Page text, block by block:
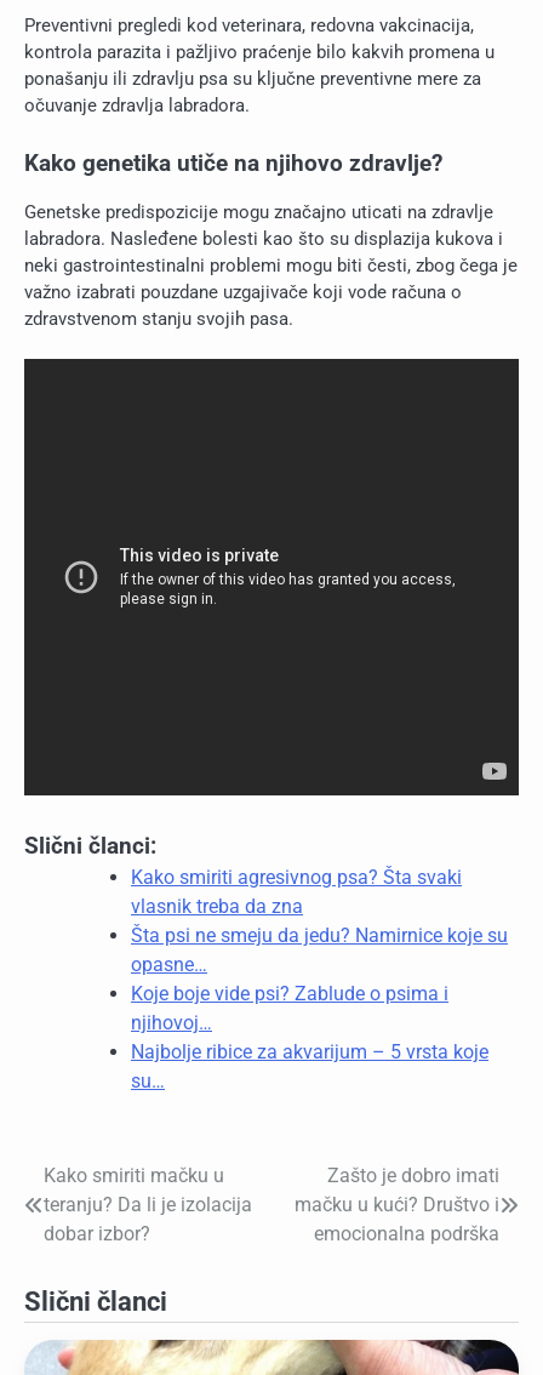
Preventivni pregledi kod veterinara, redovna vakcinacija,
kontrola parazita i pažljivo praćenje bilo kakvih promena u
ponašanju ili zdravlju psa su ključne preventivne mere za
očuvanje zdravlja labradora.
Kako genetika utiče na njihovo zdravlje?
Genetske predispozicije mogu značajno uticati na zdravlje
labradora. Nasleđene bolesti kao što su displazija kukova i
neki gastrointestinalni problemi mogu biti česti, zbog čega je
važno izabrati pouzdane uzgajivače koji vode računa o
zdravstvenom stanju svojih pasa.
Slični članci:
Kako smiriti agresivnog psa? Šta svaki
vlasnik treba da zna
Šta psi ne smeju da jedu? Namirnice koje su
opasne…
Koje boje vide psi? Zablude o psima i
njihovoj…
Najbolje ribice za akvarijum – 5 vrsta koje
su…
Kretanje
članka
Kako smiriti mačku u
teranju? Da li je izolacija
dobar izbor?
Zašto je dobro imati
mačku u kući? Društvo i
emocionalna podrška
Slični članci